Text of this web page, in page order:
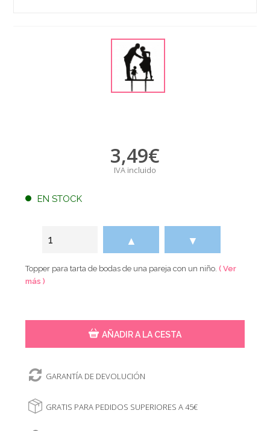
3,49€
IVA incluido
EN STOCK
▲ ▼
Topper para tarta de bodas de una pareja con un niño.( Ver
más )
AÑADIR A LA CESTA
GARANTÍA DE DEVOLUCIÓN
GRATIS PARA PEDIDOS SUPERIORES A 45€